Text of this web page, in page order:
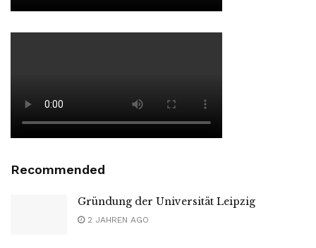
Recommended
Gründung der Universität Leipzig
2 JAHREN AGO